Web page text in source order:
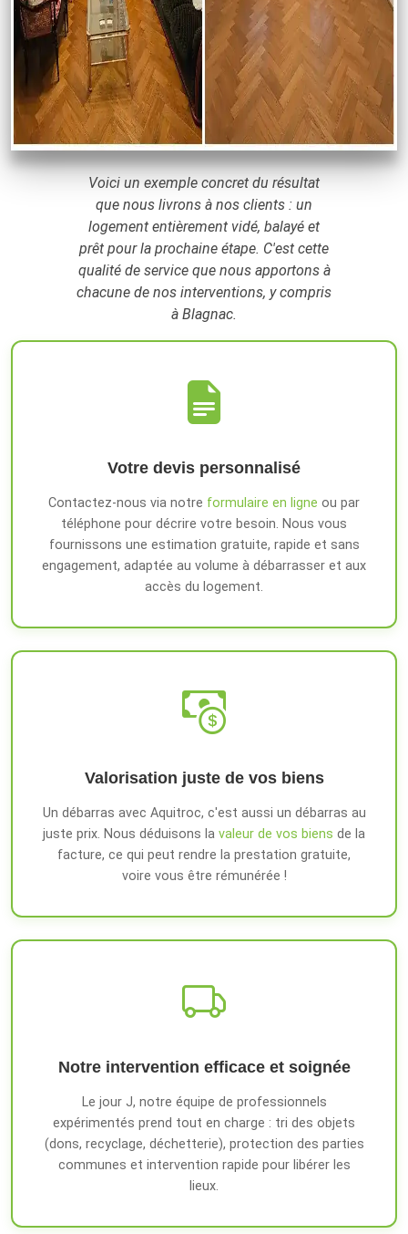
Voici un exemple concret du résultat
que nous livrons à nos clients : un
logement entièrement vidé, balayé et
prêt pour la prochaine étape. C'est cette
qualité de service que nous apportons à
chacune de nos interventions, y compris
à Blagnac.
Votre devis personnalisé
Contactez-nous via notre formulaire en ligne ou par
téléphone pour décrire votre besoin. Nous vous
fournissons une estimation gratuite, rapide et sans
engagement, adaptée au volume à débarrasser et aux
accès du logement.
Valorisation juste de vos biens
Un débarras avec Aquitroc, c'est aussi un débarras au
juste prix. Nous déduisons la valeur de vos biens de la
facture, ce qui peut rendre la prestation gratuite,
voire vous être rémunérée !
Notre intervention efficace et soignée
Le jour J, notre équipe de professionnels
expérimentés prend tout en charge : tri des objets
(dons, recyclage, déchetterie), protection des parties
communes et intervention rapide pour libérer les
lieux.